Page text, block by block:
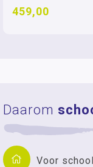
459,00
Daarom
Voor